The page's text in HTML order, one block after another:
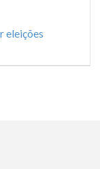
eleições